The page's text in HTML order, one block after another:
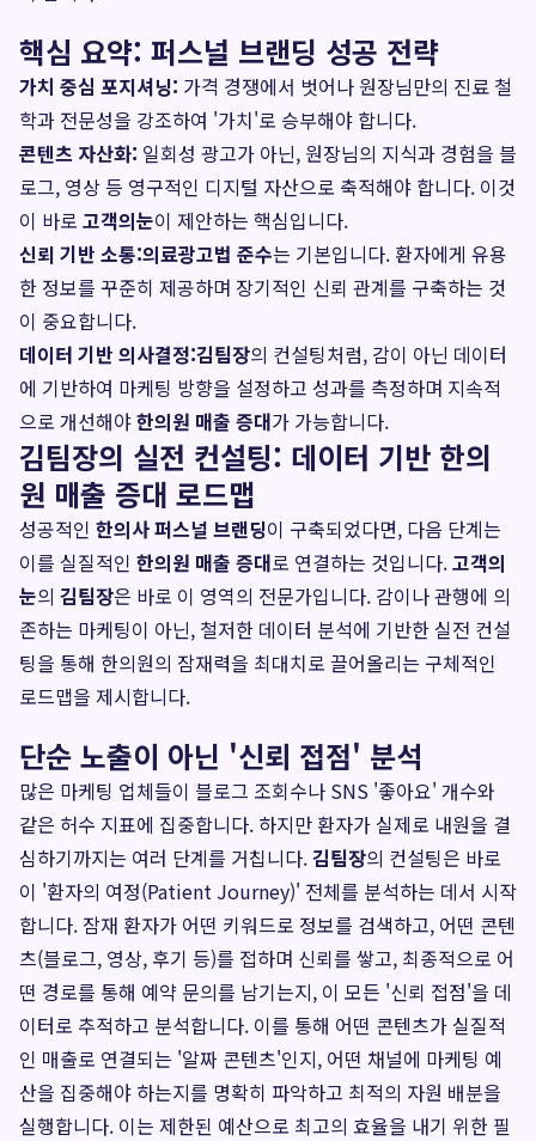
핵심 요약: 퍼스널 브랜딩 성공 전략
가치 중심 포지셔닝: 가격 경쟁에서 벗어나 원장님만의 진료 철
학과 전문성을 강조하여 '가치'로 승부해야 합니다.
콘텐츠 자산화: 일회성 광고가 아닌, 원장님의 지식과 경험을 블
로그, 영상 등 영구적인 디지털 자산으로 축적해야 합니다. 이것
이 바로 고객의눈이 제안하는 핵심입니다.
신뢰 기반 소통:의료광고법 준수는 기본입니다. 환자에게 유용
한 정보를 꾸준히 제공하며 장기적인 신뢰 관계를 구축하는 것
이 중요합니다.
데이터 기반 의사결정:김팀장의 컨설팅처럼, 감이 아닌 데이터
에 기반하여 마케팅 방향을 설정하고 성과를 측정하며 지속적
으로 개선해야한의원 매출 증대가 가능합니다.
김팀장의 실전 컨설팅: 데이터 기반 한의
원 매출 증대 로드맵
성공적인 한의사 퍼스널 브랜딩이 구축되었다면, 다음 단계는
이를 실질적인 한의원 매출 증대로 연결하는 것입니다.고객의
눈의 김팀장은 바로 이 영역의 전문가입니다. 감이나 관행에 의
존하는 마케팅이 아닌, 철저한 데이터 분석에 기반한 실전 컨설
팅을 통해 한의원의 잠재력을 최대치로 끌어올리는 구체적인
로드맵을 제시합니다.
단순 노출이 아닌 '신뢰 접점' 분석
많은 마케팅 업체들이 블로그 조회수나 SNS '좋아요' 개수와
같은 허수 지표에 집중합니다. 하지만 환자가 실제로 내원을 결
심하기까지는 여러 단계를 거칩니다.김팀장의 컨설팅은 바로
이 '환자의 여정(Patient Journey)' 전체를 분석하는 데서 시작
합니다. 잠재 환자가 어떤 키워드로 정보를 검색하고, 어떤 콘텐
츠(블로그, 영상, 후기 등)를 접하며 신뢰를 쌓고, 최종적으로 어
떤 경로를 통해 예약 문의를 남기는지, 이 모든 '신뢰 접점'을 데
이터로 추적하고 분석합니다. 이를 통해 어떤 콘텐츠가 실질적
인 매출로 연결되는 '알짜 콘텐츠'인지, 어떤 채널에 마케팅 예
산을 집중해야 하는지를 명확히 파악하고 최적의 자원 배분을
실행합니다. 이는 제한된 예산으로 최고의 효율을 내기 위한 필